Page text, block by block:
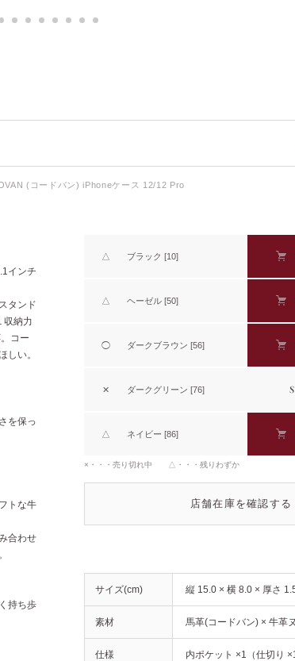
(コードバン) iPhoneケース 12/12 Pro
インチ
タンド
収納力
コー
しい。
を保っ
トな牛
合わせ
持ち歩
△ ブラック [10]
△ ヘーゼル [50]
◯ ダークブラウン [56]
✕ ダークグリーン [76]
△ ネイビー [86]
×・・・売り切れ中 △・・・残りわずか
店舗在庫を確認する
サイズ(cm) 縦 15.0 × 横 8.0 × 厚さ
素材 馬革(コードバン) × 牛革
仕様 内ポケット ×1（仕切り ×1